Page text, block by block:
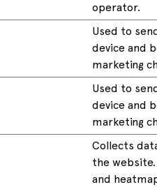
operator.
Used to
device and
marketing
Used to
device and
marketing
Collects
the
and